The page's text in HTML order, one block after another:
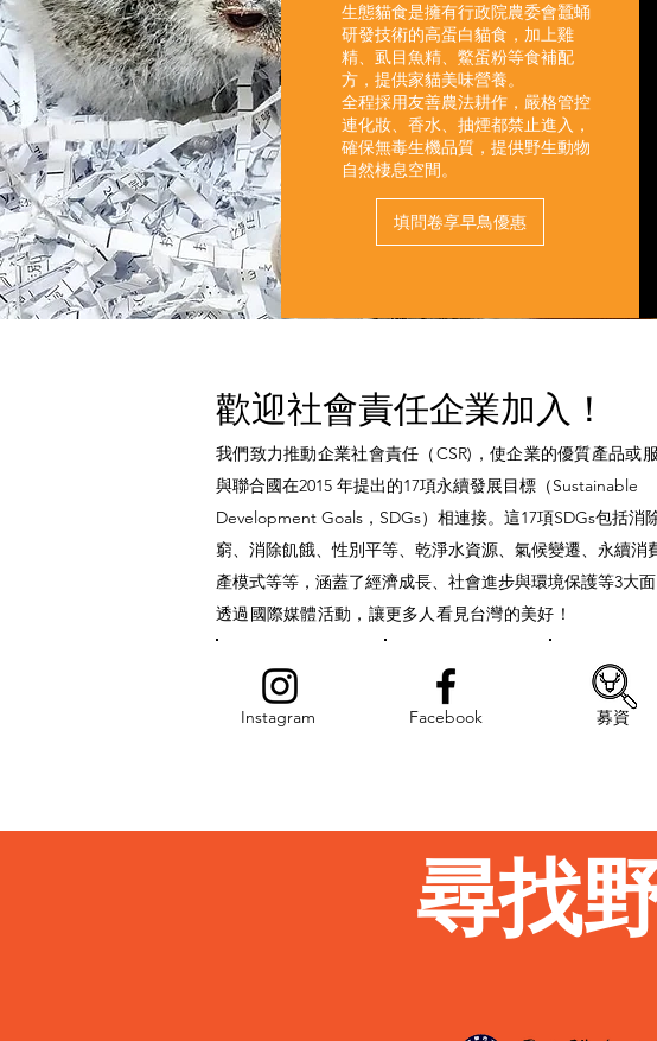
生態貓食是擁有行政院農委會蠶蛹
研發技術的高蛋白貓食，加上雞
精、虱目魚精、鱉蛋粉等食補配
方，提供家貓美味營養。
全程採用友善農法耕作，嚴格管控
連化妝、香水、抽煙都禁止進入，
確保無毒生機品質，提供野生動物
自然棲息空間。
填問卷享早鳥優惠
歡迎社會責任企業加入！
我們致力推動企業社會責任（CSR)，使企業的優質產品或服
與聯合國在2015 年提出的17項永續發展目標（Sustainable
Development Goals，SDGs）相連接。這17項SDGs包括消
窮、消除飢餓、性別平等、乾淨水資源、氣候變遷、永續消
產模式等等，涵蓋了經濟成長、社會進步與環境保護等3大面
​透過國際媒體活動，讓更多人看見台灣的美好！
Instagram Facebook 募資
尋找